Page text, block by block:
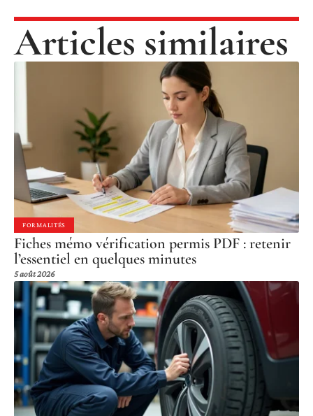
Articles similaires
FORMALITÉS
Fiches mémo vérification permis PDF : retenir
l’essentiel en quelques minutes
5 août 2026